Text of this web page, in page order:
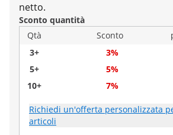
netto.
Sconto quantità
Qtà
Sconto
3+
3%
5+
5%
10+
7%
Richiedi un'offerta personalizzata
articoli